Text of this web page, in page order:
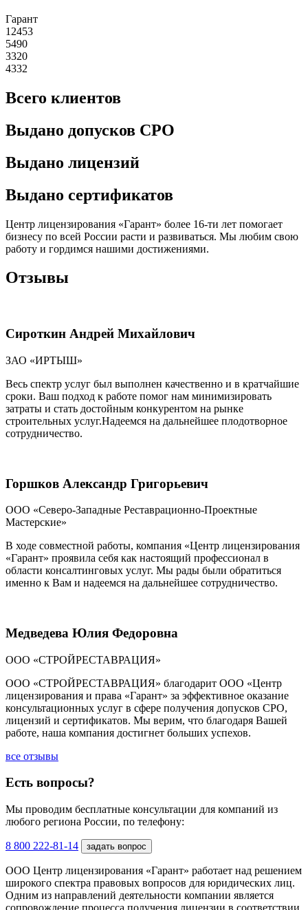
Гарант
12453
5490
3320
4332
Всего клиентов
Выдано допусков СРО
Выдано лицензий
Выдано сертификатов
Центр лицензирования «Гарант» более 16-ти лет помогает
бизнесу по всей России расти и развиваться. Мы любим свою
работу и гордимся нашими достижениями.
Отзывы
Сироткин Андрей Михайлович
ЗАО «ИРТЫШ»
Весь спектр услуг был выполнен качественно и в кратчайшие
сроки. Ваш подход к работе помог нам минимизировать
затраты и стать достойным конкурентом на рынке
строительных услуг.Надеемся на дальнейшее плодотворное
сотрудничество.
Горшков Александр Григорьевич
ООО «Северо-Западные Реставрационно-Проектные
Мастерские»
В ходе совместной работы, компания «Центр лицензирования
«Гарант» проявила себя как настоящий профессионал в
области консалтинговых услуг. Мы рады были обратиться
именно к Вам и надеемся на дальнейшее сотрудничество.
Медведева Юлия Федоровна
ООО «СТРОЙРЕСТАВРАЦИЯ»
ООО «СТРОЙРЕСТАВРАЦИЯ» благодарит ООО «Центр
лицензирования и права «Гарант» за эффективное оказание
консультационных услуг в сфере получения допусков СРО,
лицензий и сертификатов. Мы верим, что благодаря Вашей
работе, наша компания достигнет больших успехов.
все отзывы
Есть вопросы?
Мы проводим бесплатные консультации для компаний из
любого региона России, по телефону:
8 800 222-81-14 задать вопрос
ООО Центр лицензирования «Гарант» работает над решением
широкого спектра правовых вопросов для юридических лиц.
Одним из направлений деятельности компании является